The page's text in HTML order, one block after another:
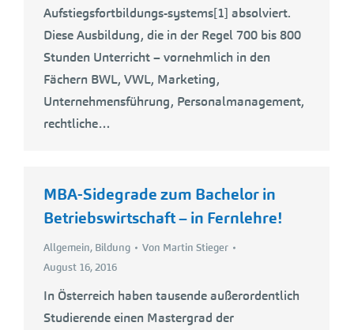
Aufstiegsfortbildungs-systems[1] absolviert.
Diese Ausbildung, die in der Regel 700 bis 800
Stunden Unterricht – vornehmlich in den
Fächern BWL, VWL, Marketing,
Unternehmensführung, Personalmanagement,
rechtliche…
MBA-Sidegrade zum Bachelor in
Betriebswirtschaft – in Fernlehre!
Allgemein, Bildung Von Martin Stieger
August 16, 2016
In Österreich haben tausende außerordentlich
Studierende einen Mastergrad der